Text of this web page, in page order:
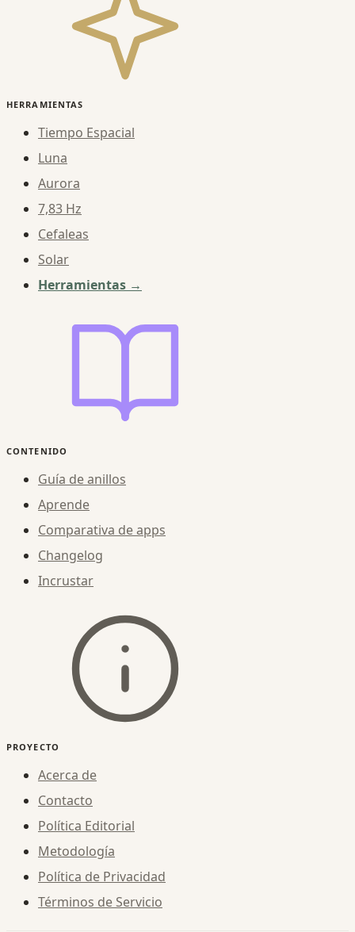
HERRAMIENTAS
Tiempo Espacial
Luna
Aurora
7,83 Hz
Cefaleas
Solar
Herramientas →
CONTENIDO
Guía de anillos
Aprende
Comparativa de apps
Changelog
Incrustar
PROYECTO
Acerca de
Contacto
Política Editorial
Metodología
Política de Privacidad
Términos de Servicio